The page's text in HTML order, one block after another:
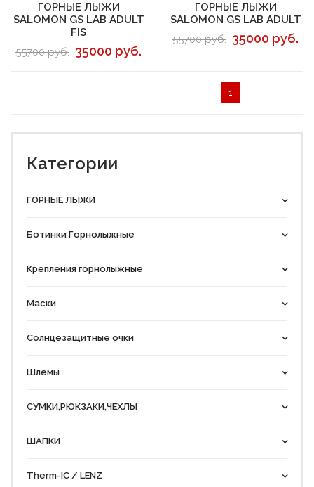
ГОРНЫЕ ЛЫЖИ
SALOMON GS LAB ADULT
FIS
55700 руб. 35000 руб.
ГОРНЫЕ ЛЫЖИ
SALOMON GS LAB ADULT
55700 руб. 35000 руб.
1
Категории
ГОРНЫЕ ЛЫЖИ
Ботинки Горнолыжные
Крепления горнолыжные
Маски
Солнцезащитные очки
Шлемы
СУМКИ,РЮКЗАКИ,ЧЕХЛЫ
ШАПКИ
Therm-IC / LENZ